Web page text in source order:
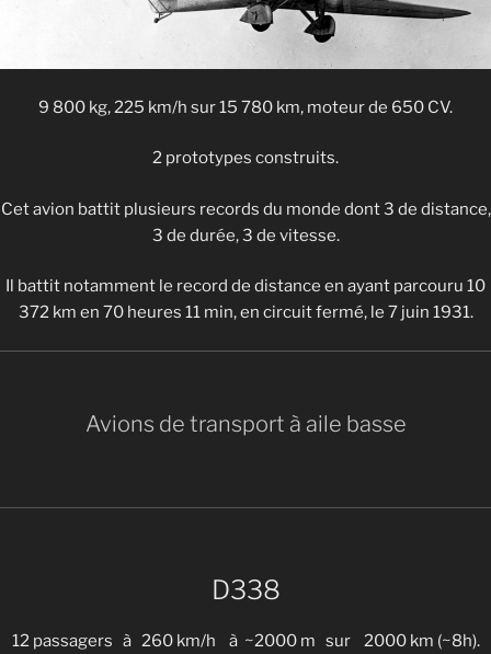
9 800 kg, 225 km/h sur 15 780 km, moteur de 650 CV.
2 prototypes construits.
Cet avion battit plusieurs records du monde dont 3 de distance,
3 de durée, 3 de vitesse.
Il battit notamment le record de distance en ayant parcouru 10
372 km en 70 heures 11 min, en circuit fermé, le 7 juin 1931.
Avions de transport à aile basse
D338
12 passagers à 260 km/h à ~2000 m sur 2000 km (~8h).